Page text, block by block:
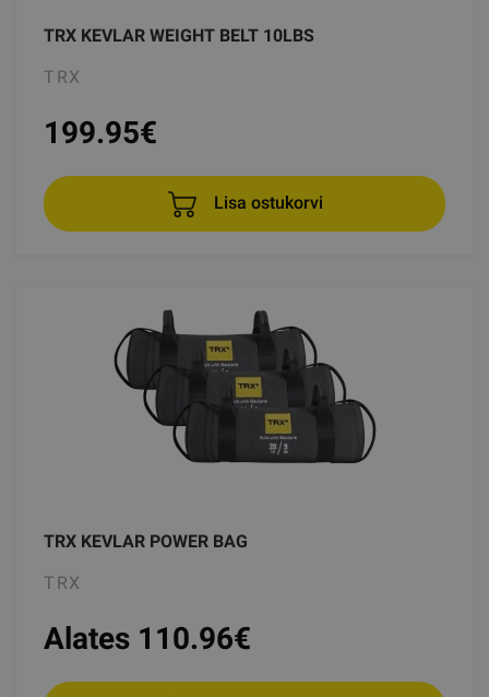
TRX KEVLAR WEIGHT BELT 10LBS
TRX
199.95€
Lisa ostukorvi
TRX KEVLAR POWER BAG
TRX
Alates 110.96€